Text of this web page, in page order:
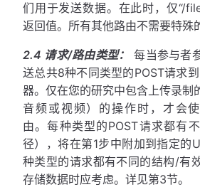
们用于发送数据。在此时，仅“/
返回值。所有其他路由不需要特殊
2.4 请求/路由类型：
每当参与者
送总共8种不同类型的POST请求
器。仅在您的研究中包含上传录制
音频或视频）的操作时，才会使
由。每种类型的POST请求都有
径），将在第1步中附加到指定的
种类型的请求都有不同的结构/有
存储数据时应考虑。详见第3节。